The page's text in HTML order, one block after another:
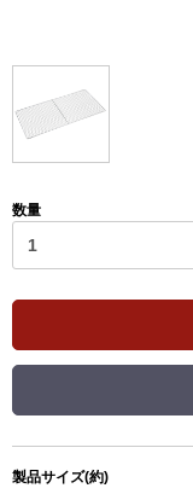
数量
製品サイズ(約)